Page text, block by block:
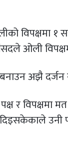
विपक्षमा
ओली
अझै
र विपक्षमा